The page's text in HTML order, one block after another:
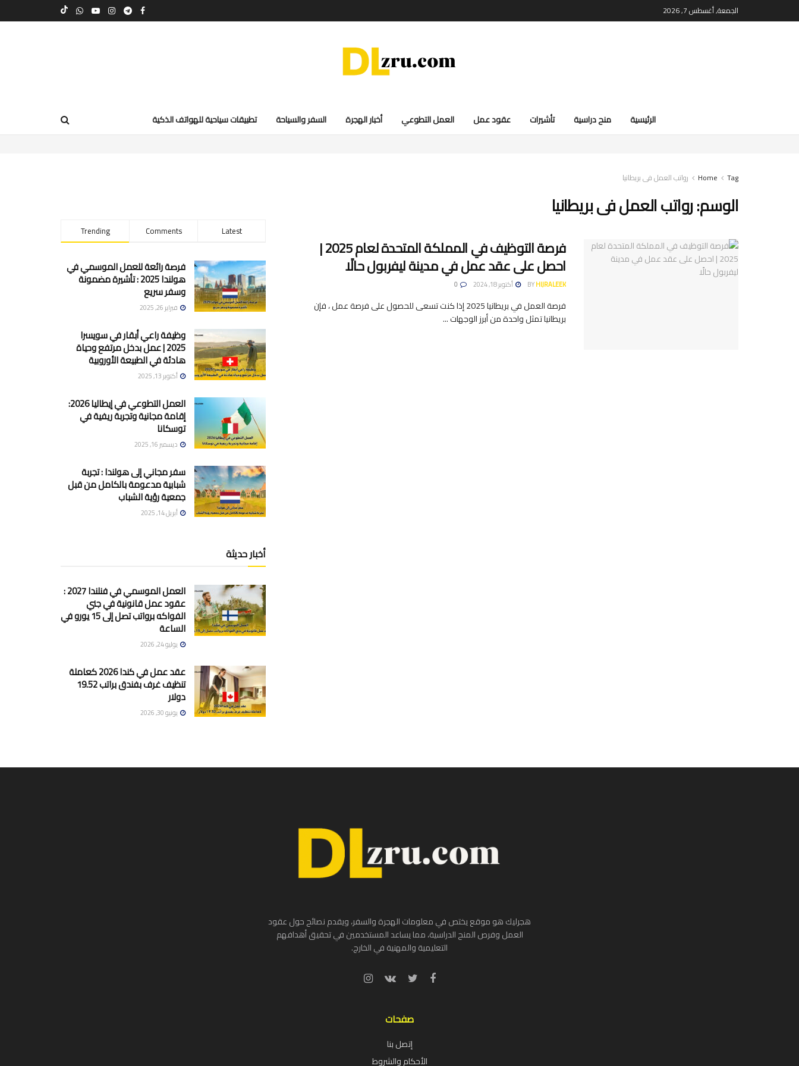
الجمعة, أغسطس 7, 2026
الرئيسية منح دراسية تأشيرات عقود عمل العمل التطوعي أخبار الهجرة السفر والسياحة تطبيقات سياحية للهواتف الذكية
Home Tag رواتب العمل فى بريطانيا
الوسم:رواتب العمل فى بريطانيا
فرصة التوظيف في المملكة المتحدة لعام 2025 |
احصل على عقد عمل في مدينة ليفربول حالًا
BYHIJRALEEK أكتوبر 18, 2024
فرصة العمل في بريطانيا 2025 إذا كنت تسعى للحصول على فرصة عمل ، فإن
بريطانيا تمثل واحدة من أبرز الوجهات ...
Trending Comments Latest
فرصة رائعة للعمل الموسمي في
هولندا 2025 : تأشيرة مضمونة
وسفر سريع
فبراير 26, 2025
وظيفة راعي أبقار في سويسرا
2025 | عمل بدخل مرتفع وحياة
هادئة في الطبيعة الأوروبية
أكتوبر 13, 2025
العمل التطوعي في إيطاليا 2026:
إقامة مجانية وتجربة ريفية في
توسكانا
ديسمبر 16, 2025
سفر مجاني إلى هولندا : تجربة
شبابية مدعومة بالكامل من قبل
جمعية رؤية الشباب
أبريل 14, 2025
أخبار حديثة
العمل الموسمي في فنلندا 2027 :
عقود عمل قانونية في جني
الفواكه برواتب تصل إلى 15 يورو في
الساعة
يوليو 24, 2026
عقد عمل في كندا 2026 كعاملة
تنظيف غرف بفندق براتب 19.52
دولار
يونيو 30, 2026
هجرليك هو موقع يختص في معلومات الهجرة والسفر، ويقدم نصائح حول عقود
العمل وفرص المنح الدراسية، مما يساعد المستخدمين في تحقيق أهدافهم
التعليمية والمهنية في الخارج.
صفحات
إتصل بنا
الأحكام والشروط